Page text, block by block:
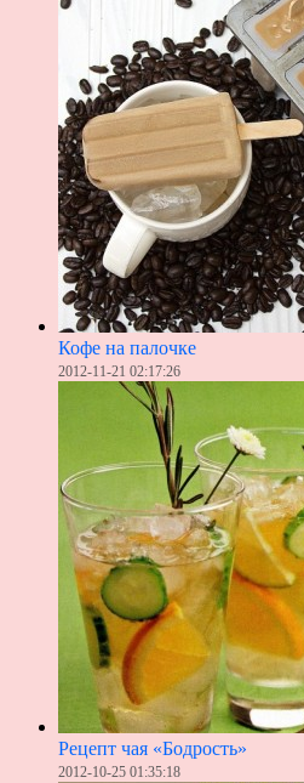
Кофе на палочке
2012-11-21 02:17:26
Рецепт чая «Бодрость»
2012-10-25 01:35:18